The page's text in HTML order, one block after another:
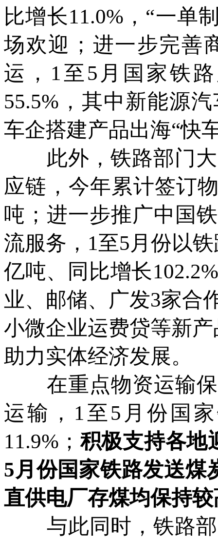
比增长11.0%，“一单
场欢迎；进一步完善
运，1至5月国家铁
55.5%，其中新能源
车企搭建产品出海“快
此外，铁路部门大
应链，今年累计签订
吨；进一步推广中国
流服务，1至5月份以
亿吨、同比增长
业、邮储、广发3家合
小微企业运费贷等新
助力实体经济发展。
在重点物资运输保
运输，1至5月份国
11.9%； 积极支持各地
5月份国家铁路发送煤
直供电厂存煤均保持
与此同时，铁路部